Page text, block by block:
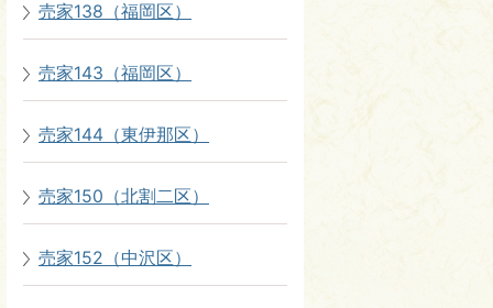
売家138（福岡区）
売家143（福岡区）
売家144（東伊那区）
売家150（北割二区）
売家152（中沢区）